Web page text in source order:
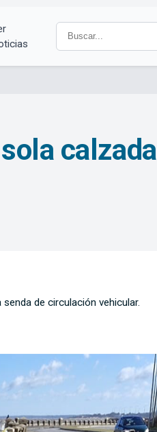
calzada
de circulación vehicular.